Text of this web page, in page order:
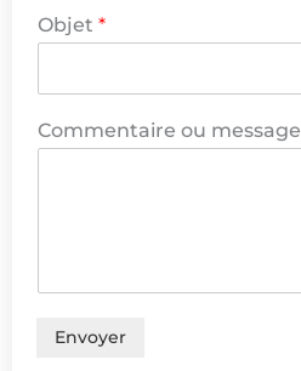
a
m
e
s
Objet *
Commentaire ou message
Envoyer